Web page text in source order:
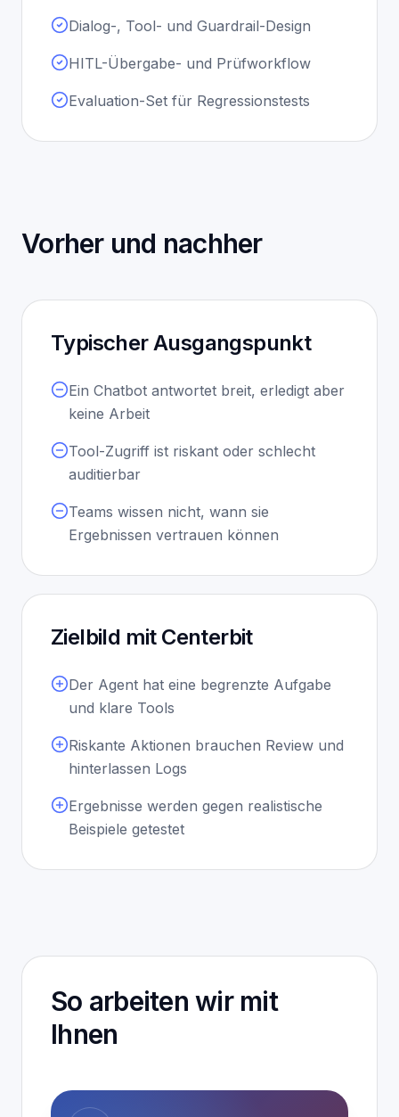
Dialog-, Tool- und Guardrail-Design
HITL-Übergabe- und Prüfworkflow
Evaluation-Set für Regressionstests
Vorher und nachher
Typischer Ausgangspunkt
Ein Chatbot antwortet breit, erledigt aber
keine Arbeit
Tool-Zugriff ist riskant oder schlecht
auditierbar
Teams wissen nicht, wann sie
Ergebnissen vertrauen können
Zielbild mit Centerbit
Der Agent hat eine begrenzte Aufgabe
und klare Tools
Riskante Aktionen brauchen Review und
hinterlassen Logs
Ergebnisse werden gegen realistische
Beispiele getestet
So arbeiten wir mit
Ihnen